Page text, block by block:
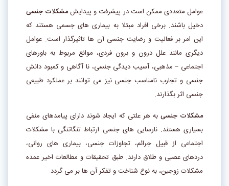
عوامل متعددی ممکن است در پیشرفت و پیدایشمشکلات جنسی
دخیل باشند. برخی افراد مبتلا به بیماری های جسمی هستند که
این امر بر فعالیت و رضایت جنسی آن ها تاثیرگذار است. عوامل
دیگری مانند علل درون و برون فردی، موانع مربوط به باورهای
اجتماعی – مذهبی، آسیب دیدگی جنسی، نا آگاهی و کمبود دانش
جنسی و تجارب نامناسب جنسی نیز می توانند بر عملکرد طبیعی
جنسی اثر بگذارند.
مشکلات جنسی به هر علتی که ایجاد شوند دارای پیامدهای منفی
بسیاری هستند. نارسایی های جنسی ارتباط تنگاتنگی با مشکلات
اجتماعی از قبیل جرائم، تجاوزات جنسی، بیماری های روانی،
دردهای عصبی و طلاق دارند. طبق تحقیقات و مطالعات اخیر عمده
مشکلات زوجین، به نوع شناخت و تفکر آن ها بر می گردد.